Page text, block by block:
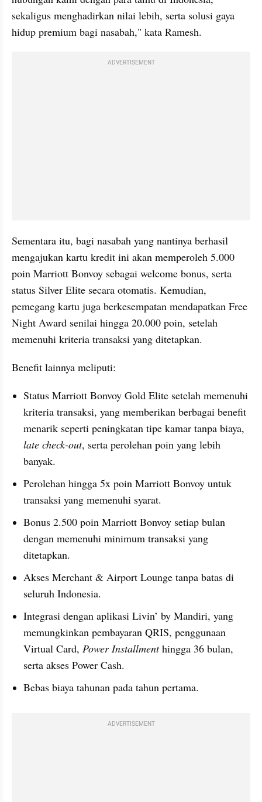
sekaligus menghadirkan nilai lebih, serta solusi gaya
hidup premium bagi nasabah," kata Ramesh.
ADVERTISEMENT
Sementara itu, bagi nasabah yang nantinya berhasil
mengajukan kartu kredit ini akan memperoleh 5.000
poin Marriott Bonvoy sebagai welcome bonus, serta
status Silver Elite secara otomatis. Kemudian,
pemegang kartu juga berkesempatan mendapatkan Free
Night Award senilai hingga 20.000 poin, setelah
memenuhi kriteria transaksi yang ditetapkan.
Benefit lainnya meliputi:
Status Marriott Bonvoy Gold Elite setelah memenuhi
kriteria transaksi, yang memberikan berbagai benefit
late check-out, serta perolehan poin yang lebih
banyak.
Perolehan hingga 5x poin Marriott Bonvoy untuk
transaksi yang memenuhi syarat.
Bonus 2.500 poin Marriott Bonvoy setiap bulan
dengan memenuhi minimum transaksi yang
ditetapkan.
Akses Merchant & Airport Lounge tanpa batas di
seluruh Indonesia.
Integrasi dengan aplikasi Livin’ by Mandiri, yang
memungkinkan pembayaran QRIS, penggunaan
Virtual Card, Power Installment hingga 36 bulan,
serta akses Power Cash.
Bebas biaya tahunan pada tahun pertama.
ADVERTISEMENT